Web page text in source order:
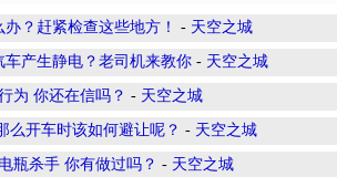
？赶紧检查这些地方！ - 天空之城
车产生静电？老司机来教你 - 天空之城
为 你还在信吗？ - 天空之城
么开车时该如何避让呢？ - 天空之城
瓶杀手 你有做过吗？ - 天空之城